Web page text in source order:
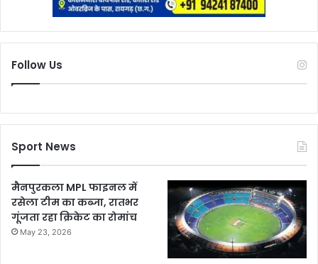
Follow Us
Sport News
मैनपुरकला MPL फाइनल में
रसेला टीम का कब्जा, रातभर
गूंजता रहा क्रिकेट का रोमांच
May 23, 2026